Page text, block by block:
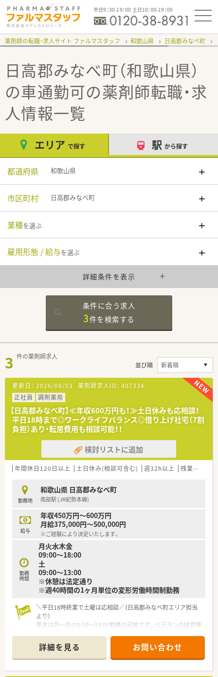
平日9：30-19：00 土日10：00-19：00
薬剤師の転職・求人サイト ファルマスタッフ 和歌山県 日高郡みなべ町
日高郡みなべ町（和歌山県）
の車通勤可の薬剤師転職・求
人情報一覧
エリア で探す 駅 から探す
都道府県 和歌山県
市区町村 日高郡みなべ町
業種を選ぶ
雇用形態 / 給与を選ぶ
詳細条件を表示
条件に合う求人
3件を検索する
3 件の薬剤師求人
並び順
更新日： 2026/08/03 薬剤師求人ID： 407334
正社員
調剤薬局
【日高郡みなべ町】≪年収600万円も！≫土日休みも応相談！
平日18時まで◎ワークライフバランス◎借り上げ社宅（7割
負担）あり・転居費用も相談可能！！
検討リストに追加
年間休日120日以上 土日休み(相談可含む) 週32h以上 残業なし(ほぼなし含む)
勤務地
和歌山県 日高郡みなべ町
南部駅 (JR紀勢本線)
給与
年収450万円～600万円
月給375,000円～500,000円
※ご経験により決定いたします。
勤務
時間
月火水木金
09:00～18:00
土
09:00～13:00
※休憩は法定通り
※週40時間の1ヶ月単位の変形労働時間制勤務
＼平日18時終業で土曜は応相談／（日高郡みなべ町エリア担当
より）
基本は月〜金の9:00〜18:00勤務が可能です。ベテランの経営陣
上と抜群の働きやすさです。
＊------------------------------------------＊
【店舗情報と応需状況について】
■JR紀勢本線の南部駅から車で5分ほどの場所に位置しており、
詳細を見る お問い合わせ